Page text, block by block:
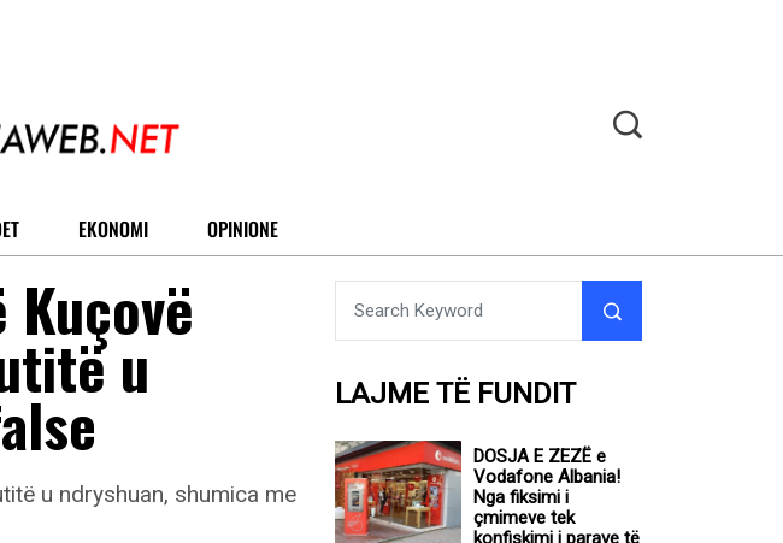
EKONOMI OPINIONE
u LAJME TË FUNDIT
DOSJA E ZEZË e
Vodafone Albania!
Nga fiksimi i
çmimeve tek
konfiskimi i parave të